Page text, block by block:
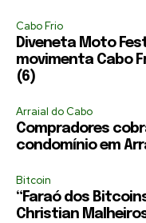
Cabo Frio
Diveneta Moto
movimenta Cabo
(6)
Arraial do Cabo
Compradores
condomínio em
Bitcoin
“Faraó dos
Christian